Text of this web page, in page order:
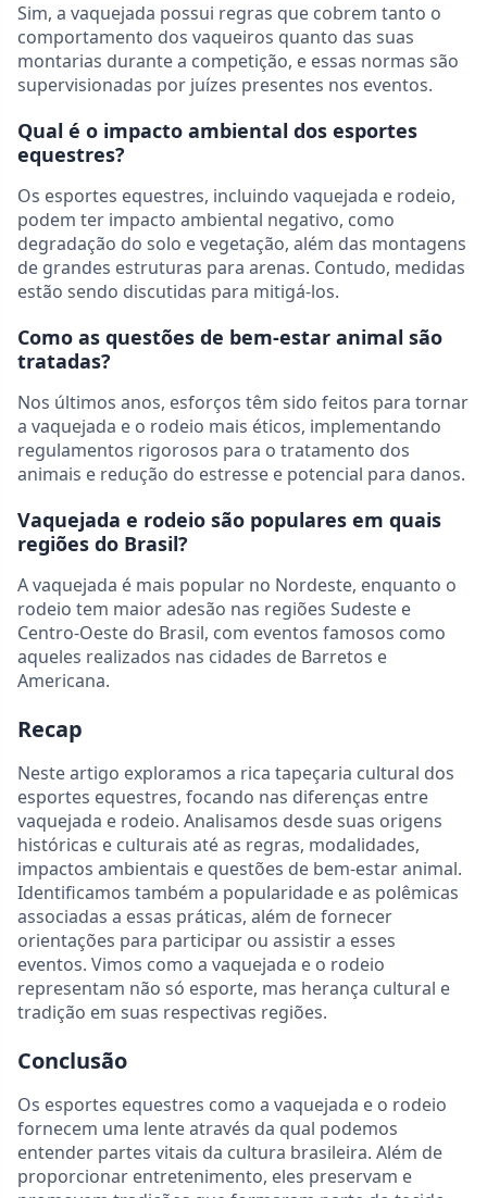
Sim, a vaquejada possui regras que cobrem tanto o
comportamento dos vaqueiros quanto das suas
montarias durante a competição, e essas normas são
supervisionadas por juízes presentes nos eventos.
Qual é o impacto ambiental dos esportes
equestres?
Os esportes equestres, incluindo vaquejada e rodeio,
podem ter impacto ambiental negativo, como
degradação do solo e vegetação, além das montagens
de grandes estruturas para arenas. Contudo, medidas
estão sendo discutidas para mitigá-los.
Como as questões de bem-estar animal são
tratadas?
Nos últimos anos, esforços têm sido feitos para tornar
a vaquejada e o rodeio mais éticos, implementando
regulamentos rigorosos para o tratamento dos
animais e redução do estresse e potencial para danos.
Vaquejada e rodeio são populares em quais
regiões do Brasil?
A vaquejada é mais popular no Nordeste, enquanto o
rodeio tem maior adesão nas regiões Sudeste e
Centro-Oeste do Brasil, com eventos famosos como
aqueles realizados nas cidades de Barretos e
Americana.
Recap
Neste artigo exploramos a rica tapeçaria cultural dos
esportes equestres, focando nas diferenças entre
vaquejada e rodeio. Analisamos desde suas origens
históricas e culturais até as regras, modalidades,
impactos ambientais e questões de bem-estar animal.
Identificamos também a popularidade e as polêmicas
associadas a essas práticas, além de fornecer
orientações para participar ou assistir a esses
eventos. Vimos como a vaquejada e o rodeio
representam não só esporte, mas herança cultural e
tradição em suas respectivas regiões.
Conclusão
Os esportes equestres como a vaquejada e o rodeio
fornecem uma lente através da qual podemos
entender partes vitais da cultura brasileira. Além de
proporcionar entretenimento, eles preservam e